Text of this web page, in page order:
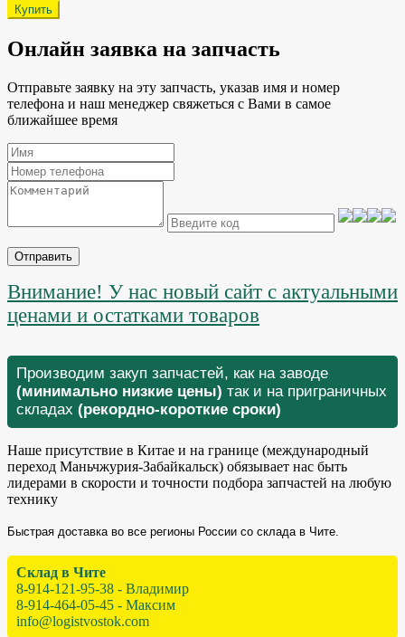
Онлайн заявка на запчасть
Отправьте заявку на эту запчасть, указав имя и номер
телефона и наш менеджер свяжеться с Вами в самое
ближайшее время
Отправить
Внимание! У нас новый сайт с актуальными
ценами и остатками товаров
Производим закуп запчастей, как на заводе
(минимально низкие цены) так и на приграничных
складах (рекордно-короткие сроки)
Наше присутствие в Китае и на границе (международный
переход Маньчжурия-Забайкальск) обязывает нас быть
лидерами в скорости и точности подбора запчастей на любую
технику
Быстрая доставка во все регионы России со склада в Чите.
Склад в Чите
8-914-121-95-38 - Владимир
8-914-464-05-45 - Максим
info@logistvostok.com